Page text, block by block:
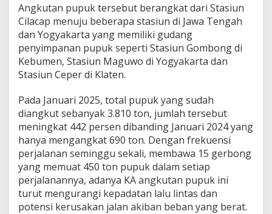
t
u
Angkutan pupuk tersebut berangkat dari Stasiun
Cilacap menuju beberapa stasiun di Jawa Tengah
dan Yogyakarta yang memiliki gudang
penyimpanan pupuk seperti Stasiun Gombong di
Kebumen, Stasiun Maguwo di Yogyakarta dan
Stasiun Ceper di Klaten.
Pada Januari 2025, total pupuk yang sudah
diangkut sebanyak 3.810 ton, jumlah tersebut
meningkat 442 persen dibanding Januari 2024 yang
hanya mengangkat 690 ton. Dengan frekuensi
perjalanan seminggu sekali, membawa 15 gerbong
yang memuat 450 ton pupuk dalam setiap
perjalanannya, adanya KA angkutan pupuk ini
turut mengurangi kepadatan lalu lintas dan
potensi kerusakan jalan akiban beban yang berat.